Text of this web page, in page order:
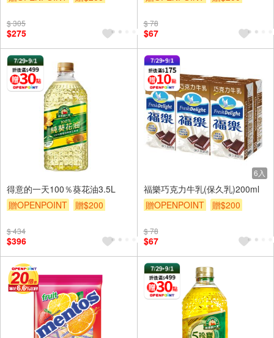
$ 305
$275
$ 78
$67
得意的一天100％葵花油3.5L
贈OPENPOINT
贈$200
$ 434
$396
6入
福樂巧克力牛乳(保久乳)200ml
贈OPENPOINT
贈$200
$ 78
$67